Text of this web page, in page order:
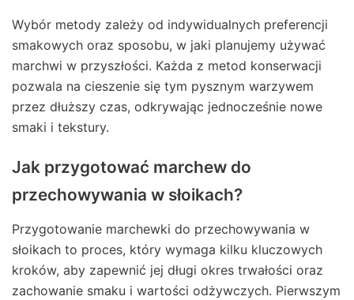
Wybór metody zależy od indywidualnych preferencji
smakowych oraz sposobu, w jaki planujemy używać
marchwi w przyszłości. Każda z metod konserwacji
pozwala na cieszenie się tym pysznym warzywem
przez dłuższy czas, odkrywając jednocześnie nowe
smaki i tekstury.
Jak przygotować marchew do
przechowywania w słoikach?
Przygotowanie marchewki do przechowywania w
słoikach to proces, który wymaga kilku kluczowych
kroków, aby zapewnić jej długi okres trwałości oraz
zachowanie smaku i wartości odżywczych. Pierwszym